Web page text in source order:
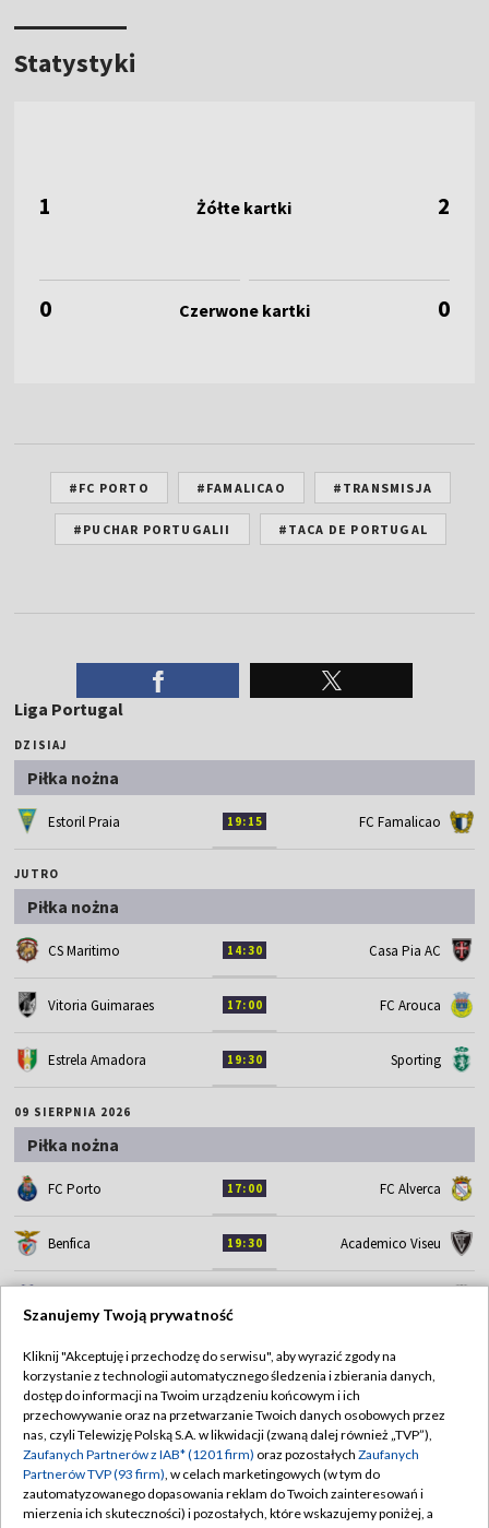
Statystyki
1
0
2
0
#FC PORTO #FAMALICAO #TRANSMISJA
#PUCHAR PORTUGALII #TACA DE PORTUGAL
Liga Portugal
DZISIAJ
Piłka nożna
Estoril Praia 19:15 FC Famalicao
JUTRO
Piłka nożna
CS Maritimo 14:30 Casa Pia AC
Vitoria Guimaraes 17:00 FC Arouca
Estrela Amadora 19:30 Sporting
09 SIERPNIA 2026
Piłka nożna
FC Porto 17:00 FC Alverca
Benfica 19:30 Academico Viseu
Moreirense FC 19:30 SC Braga
ZOBACZ WIĘCEJ
Szanujemy Twoją prywatność
Kliknij "Akceptuję i przechodzę do serwisu", aby wyrazić zgody na
korzystanie z technologii automatycznego śledzenia i zbierania danych,
dostęp do informacji na Twoim urządzeniu końcowym i ich
przechowywanie oraz na przetwarzanie Twoich danych osobowych przez
nas, czyli Telewizję Polską S.A. w likwidacji (zwaną dalej również „TVP”),
Zaufanych Partnerów z IAB* (1201 firm) oraz pozostałych Zaufanych
Partnerów TVP (93 firm), w celach marketingowych (w tym do
zautomatyzowanego dopasowania reklam do Twoich zainteresowań i
mierzenia ich skuteczności) i pozostałych, które wskazujemy poniżej, a